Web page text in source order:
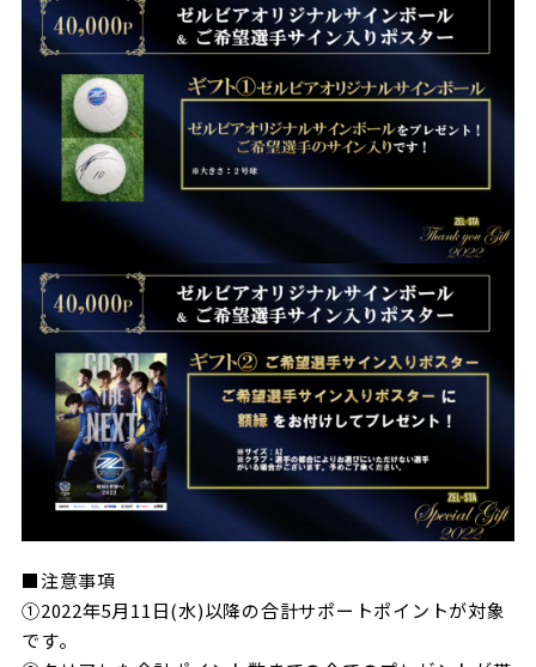
■注意事項
①2022年5月11日(水)以降の合計サポートポイントが対象
です。